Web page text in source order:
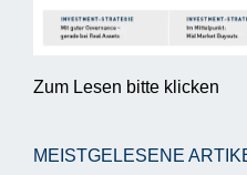
Zum Lesen bitte klicken
MEISTGELESENE